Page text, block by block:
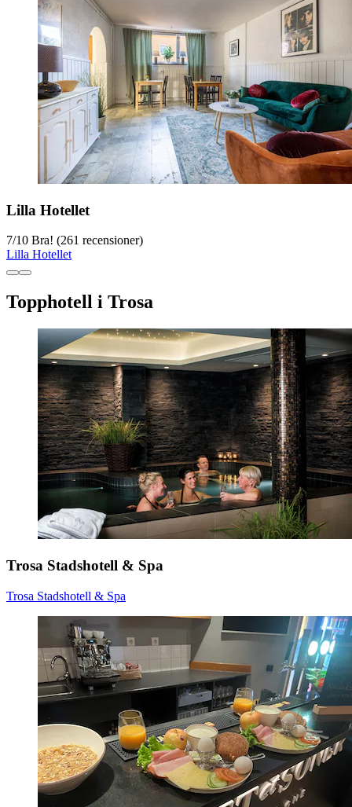
Lilla Hotellet
7/10 Bra! (261 recensioner)
Lilla Hotellet
Topphotell i Trosa
Trosa Stadshotell & Spa
Trosa Stadshotell & Spa